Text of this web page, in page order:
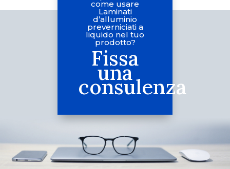
come usare
Laminati
d’alluminio
preverniciati a
liquido nel tuo
prodotto?
Fissa
una
consulenza